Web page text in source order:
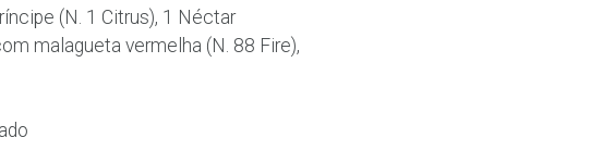
(N. 1 Citrus), 1 Néctar
malagueta vermelha (N. 88 Fire),